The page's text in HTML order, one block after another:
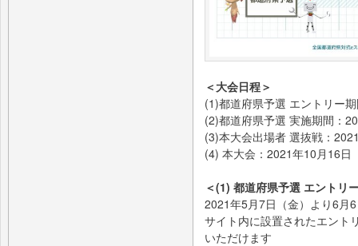
＜大会日程＞
(1)都道府県予選 エントリー
(2)都道府県予選 実施期間：
(3)本大会出場者 選抜戦：
(4) 本大会：2021年10月16日
＜(1) 都道府県予選 エントリ
2021年5月7日（金）より6月
サイト内に設置されたエント
いただけます